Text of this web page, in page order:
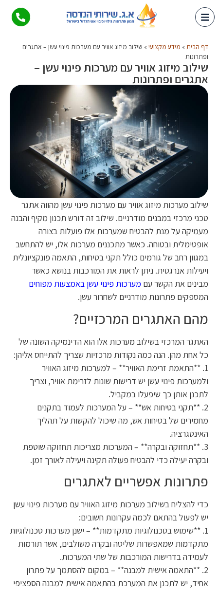
דף הבית » מידע מקצועי » שילוב מיזוג אוויר עם מערכות פינוי עשן – אתגרים
ופתרונות
שילוב מיזוג אוויר עם מערכות פינוי עשן –
אתגרים ופתרונות
שילוב מערכות מיזוג אוויר עם מערכות פינוי עשן מהווה אתגר
טכני מרכזי במבנים מודרניים. שילוב זה דורש תכנון מקיף והבנה
מעמיקה על מנת להבטיח שמערכות אלו פועלות בצורה
אופטימלית ובטוחה. כאשר מתכננים מערכות אלו, יש להתחשב
במגוון רחב של גורמים כולל תקני בטיחות, התאמה פונקציונלית
ויעילות אנרגטית. ניתן לראות את המורכבות בנושא כאשר
מבינים את הקשר עם מערכות פינוי עשן באמצעות מפוחים
המספקים פתרונות מודרניים לשחרור עשן.
מהם האתגרים המרכזיים?
האתגר המרכזי בשילוב מערכות אלו הוא הדינמיקה השונה של
כל אחת מהן. הנה כמה נקודות מרכזיות שצריך להתייחס אליהן:
1. **התאמת זרימת האוויר** – למערכות מיזוג האוויר
ולמערכות פינוי עשן יש דרישות שונות לזרימת אוויר, וצריך
לתכנן אותן כך שיפעלו במקביל.
2. **תקני בטיחות אש** – על המערכות לעמוד בתקנים
מחמירים של בטיחות אש, מה שיכול להקשות על תהליך
האינטגרציה.
3. **תחזוקה ובקרה** – המערכות מצריכות תחזוקה שוטפת
ובקרה יעילה כדי להבטיח פעולה תקינה ויעילה לאורך זמן.
פתרונות אפשריים לאתגרים
כדי להצליח בשילוב מערכות מיזוג האוויר עם מערכות פינוי עשן
יש לפעול בהתאם לכמה עקרונות חשובים:
1. **שימוש בטכנולוגיות מתקדמות** – ישנן מערכות טכנולוגיות
מתקדמות שמאפשרות שליטה ובקרה משולבים, אשר תורמות
לעמידה בדרישות המורכבות של שתי המערכות.
2. **התאמה אישית למבנה** – במקום להסתמך על פתרון
אחיד, יש לתכנן את המערכת בהתאמה אישית למבנה הספציפי